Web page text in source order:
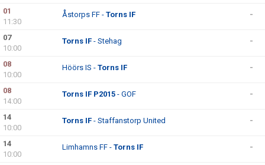
01
11:30
Åstorps FF - Torns IF -
07
10:00
Torns IF - Stehag -
08
10:00
Höörs IS - Torns IF -
08
14:00
Torns IF P2015 - GOF -
14
10:00
Torns IF - Staffanstorp United -
14
10:00
Limhamns FF - Torns IF -